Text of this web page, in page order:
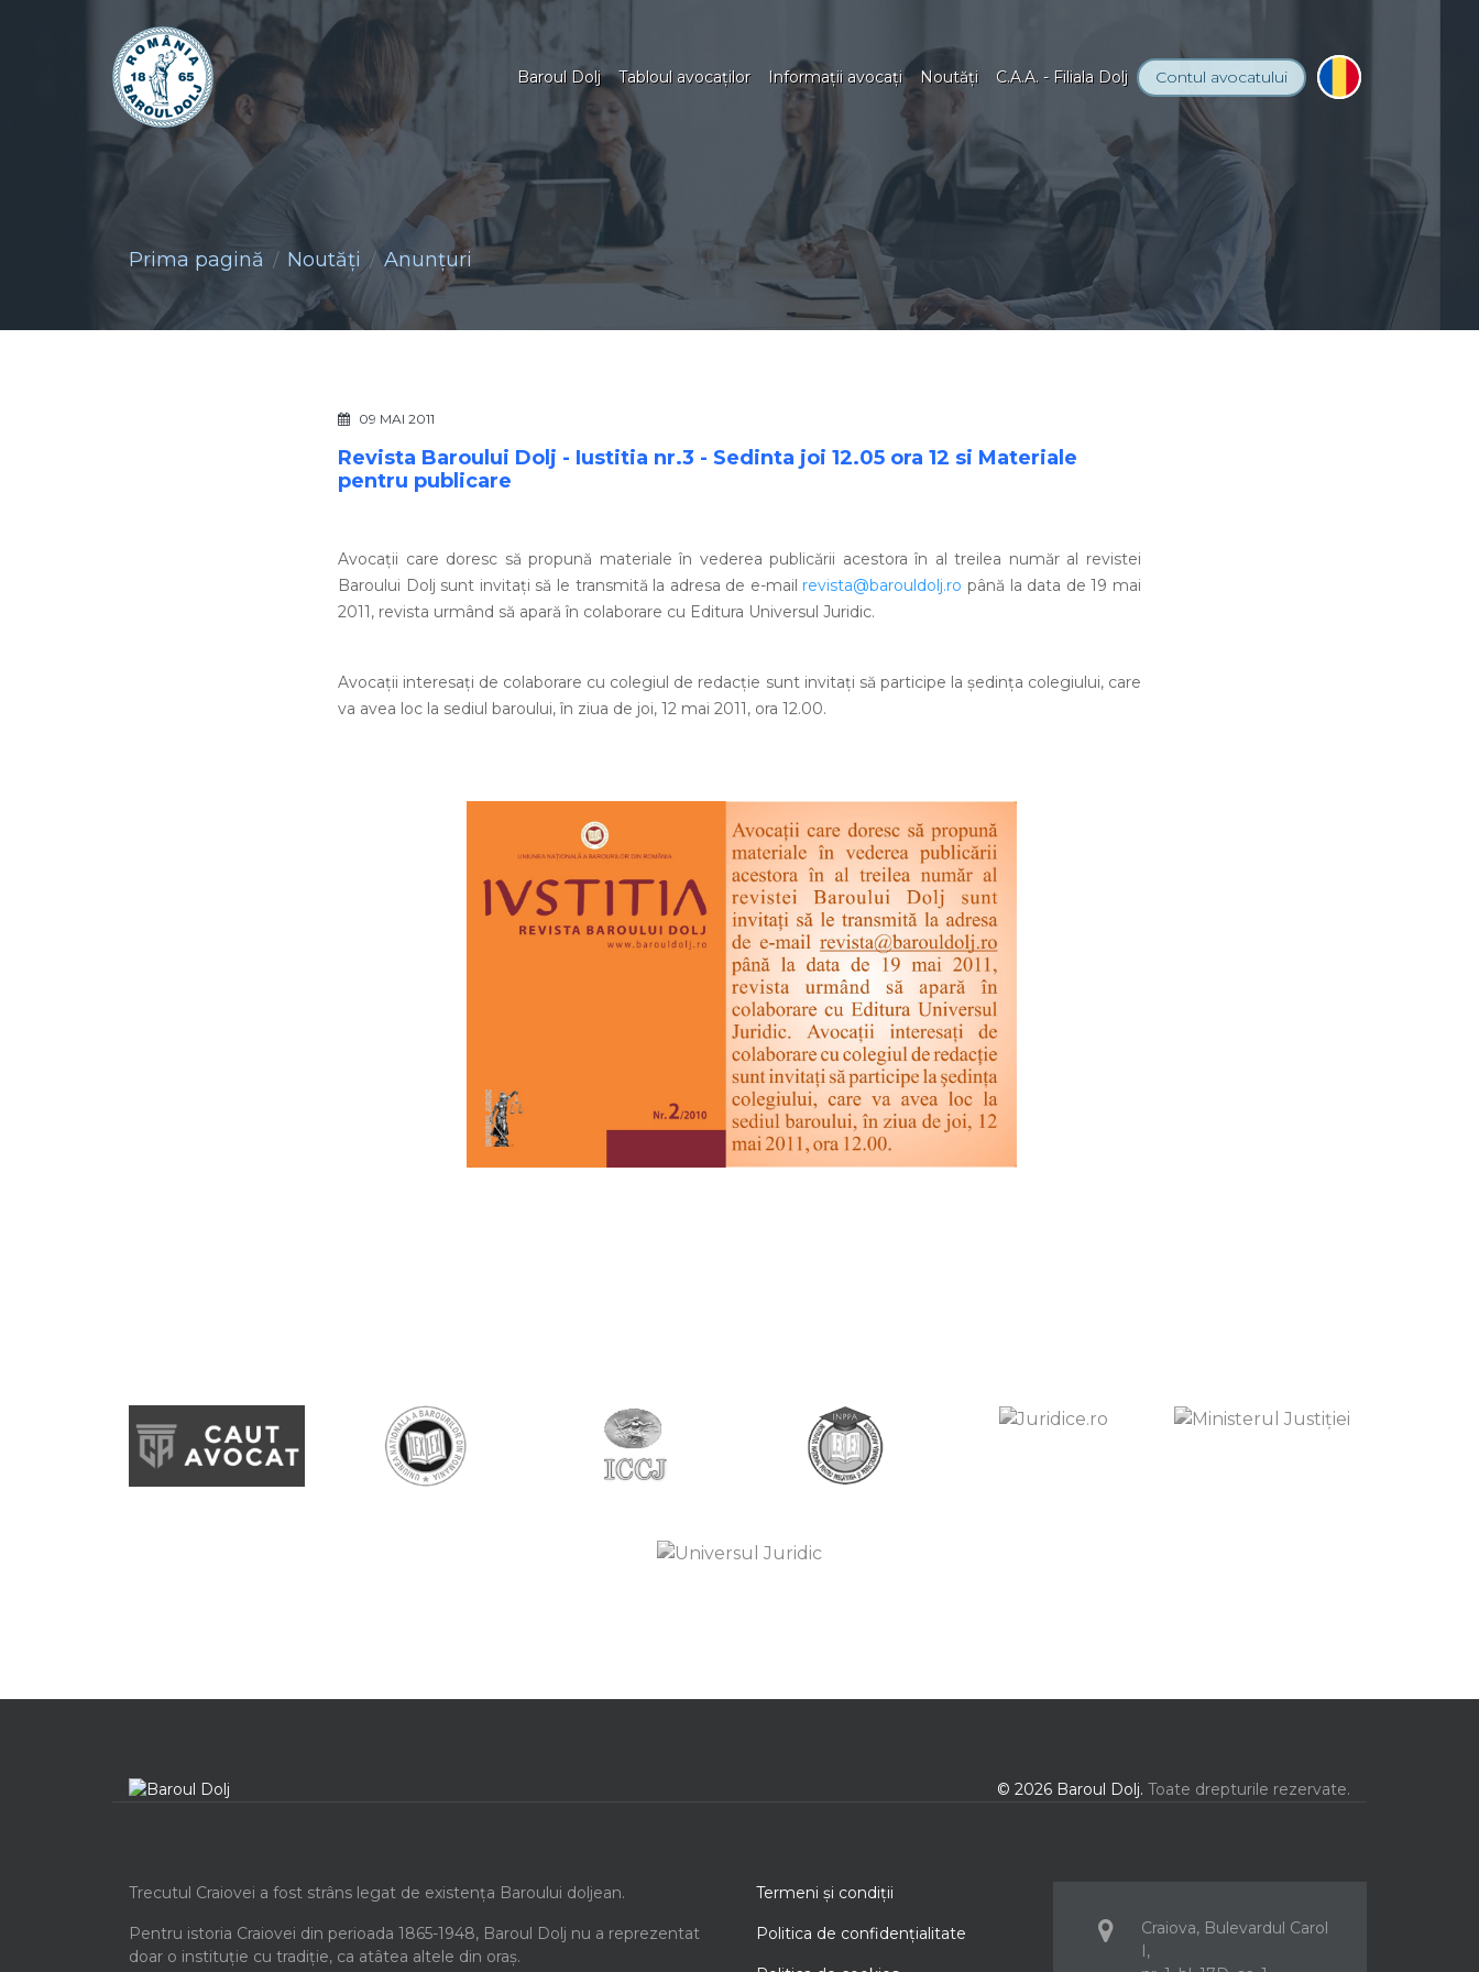
Baroul Dolj Tabloul avocaţilor Informaţii avocaţi Noutăţi C.A.A. - Filiala Dolj Contul avocatului
Prima pagină Noutăţi Anunţuri
09 MAI 2011
Revista Baroului Dolj - Iustitia nr.3 - Sedinta joi 12.05 ora 12 si Materiale
pentru publicare
Avocaţii care doresc să propună materiale în vederea publicării acestora în al treilea număr al revistei
Baroului Dolj sunt invitaţi să le transmită la adresa de e-mail revista@barouldolj.ro până la data de 19 mai
2011, revista urmând să apară în colaborare cu Editura Universul Juridic.
Avocaţii interesaţi de colaborare cu colegiul de redacţie sunt invitaţi să participe la şedinţa colegiului, care
va avea loc la sediul baroului, în ziua de joi, 12 mai 2011, ora 12.00.
© 2026 Baroul Dolj. Toate drepturile rezervate.
Trecutul Craiovei a fost strâns legat de existența Baroului doljean.
Pentru istoria Craiovei din perioada 1865-1948, Baroul Dolj nu a reprezentat
doar o instituție cu tradiție, ca atâtea altele din oraș.
Termeni şi condiţii
Politica de confidenţialitate
Craiova, Bulevardul Carol
I,